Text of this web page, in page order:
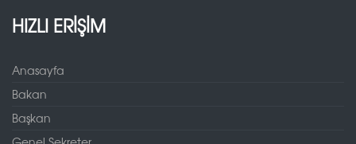
HIZLI ERİŞİM
Anasayfa
Bakan
Başkan